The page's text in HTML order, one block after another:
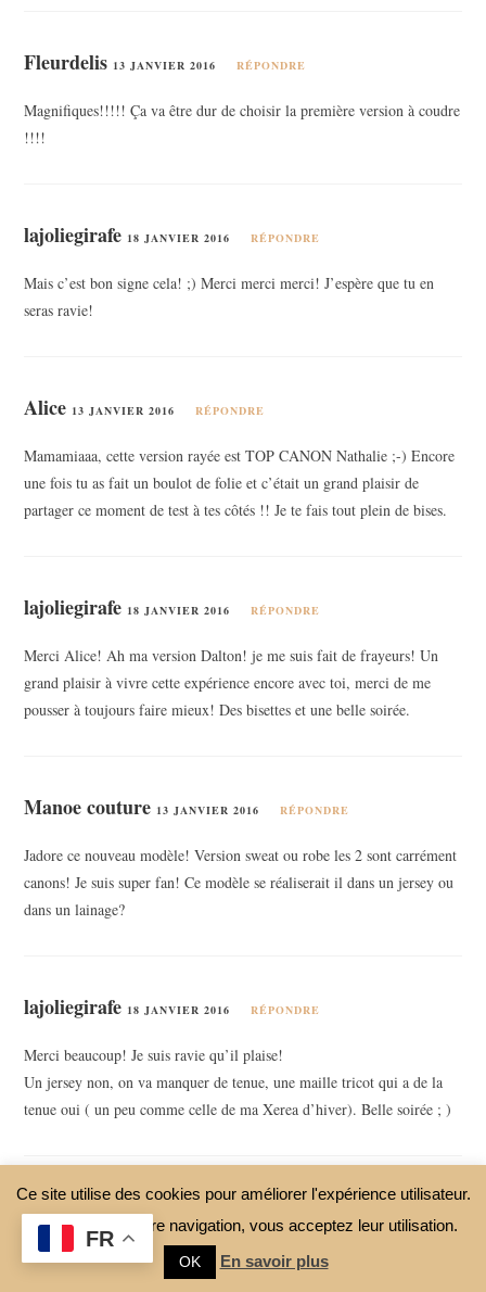
Fleurdelis 13 JANVIER 2016 RÉPONDRE
Magnifiques!!!!! Ça va être dur de choisir la première version à coudre
!!!!
lajoliegirafe 18 JANVIER 2016 RÉPONDRE
Mais c’est bon signe cela! ;) Merci merci merci! J’espère que tu en
seras ravie!
Alice 13 JANVIER 2016 RÉPONDRE
Mamamiaaa, cette version rayée est TOP CANON Nathalie ;-) Encore
une fois tu as fait un boulot de folie et c’était un grand plaisir de
partager ce moment de test à tes côtés !! Je te fais tout plein de bises.
lajoliegirafe 18 JANVIER 2016 RÉPONDRE
Merci Alice! Ah ma version Dalton! je me suis fait de frayeurs! Un
grand plaisir à vivre cette expérience encore avec toi, merci de me
pousser à toujours faire mieux! Des bisettes et une belle soirée.
Manoe couture 13 JANVIER 2016 RÉPONDRE
Jadore ce nouveau modèle! Version sweat ou robe les 2 sont carrément
canons! Je suis super fan! Ce modèle se réaliserait il dans un jersey ou
dans un lainage?
lajoliegirafe 18 JANVIER 2016 RÉPONDRE
Merci beaucoup! Je suis ravie qu’il plaise!
Un jersey non, on va manquer de tenue, une maille tricot qui a de la
tenue oui ( un peu comme celle de ma Xerea d’hiver). Belle soirée ; )
Mag coutures
Bravo splendide
Ce site utilise des cookies pour améliorer l'expérience utilisateur.
En continuant votre navigation, vous acceptez leur utilisation.
OK En savoir plus
FR